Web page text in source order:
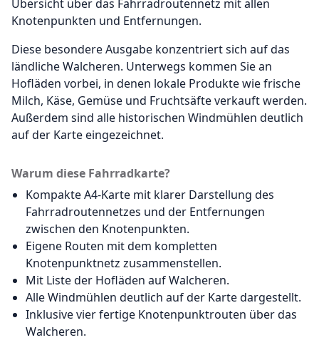
Übersicht über das Fahrradroutennetz mit allen
Knotenpunkten und Entfernungen.
Diese besondere Ausgabe konzentriert sich auf das
ländliche Walcheren. Unterwegs kommen Sie an
Hofläden vorbei, in denen lokale Produkte wie frische
Milch, Käse, Gemüse und Fruchtsäfte verkauft werden.
Außerdem sind alle historischen Windmühlen deutlich
auf der Karte eingezeichnet.
Warum diese Fahrradkarte?
Kompakte A4-Karte mit klarer Darstellung des
Fahrradroutennetzes und der Entfernungen
zwischen den Knotenpunkten.
Eigene Routen mit dem kompletten
Knotenpunktnetz zusammenstellen.
Mit Liste der Hofläden auf Walcheren.
Alle Windmühlen deutlich auf der Karte dargestellt.
Inklusive vier fertige Knotenpunktrouten über das
Walcheren.